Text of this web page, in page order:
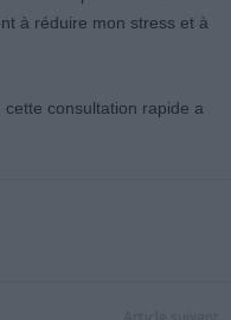
à réduire mon stress et à
cette consultation rapide a